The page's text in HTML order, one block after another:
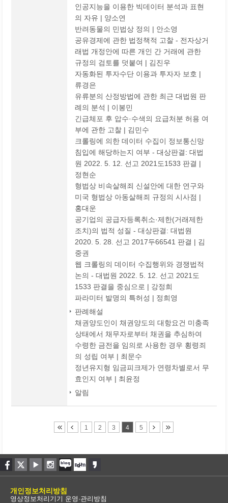
인공지능을 이용한 빅데이터 분석과 표현
의 자유 | 양소연
반려동물의 민법상 정의 | 안소영
공유경제에 관한 법정책적 고찰 - 전자상거
래법 개정안에 따른 개인 간 거래에 관한
규정의 검토를 덧붙여 | 김진우
자동화된 투자수단 이용과 투자자 보호 |
류경은
유류분의 산정방법에 관한 최근 대법원 판
례의 분석 | 이봉민
긴급체포 후 압수·수색의 요급처분 허용 여
부에 관한 고찰 | 김민수
크롤링에 의한 데이터 수집이 정보통신망
침입에 해당하는지 여부 - 대상판결: 대법
원 2022. 5. 12. 선고 2021도1533 판결 |
정현순
형법상 비속살해죄 신설안에 대한 연구와
미국 형법상 아동살해죄 규정의 시사점 |
홍대운
공기업의 공급자등록취소·제한(거래제한
조치)의 법적 성질 - 대상판결: 대법원
2020. 5. 28. 선고 2017두66541 판결 | 김
중권
웹 크롤링의 데이터 수집행위와 경쟁법적
논의 - 대법원 2022. 5. 12. 선고 2021도
1533 판결을 중심으로 | 강정희
파라미터 발명의 특허성 | 정희영
판례해설
채권양도인이 채권양도의 대항요건 미충족
상태에서 채무자로부터 채권을 추심하여
수령한 금전을 임의로 사용한 경우 횡령죄
의 성립 여부 | 최문수
정년유지형 임금피크제가 연령차별로서 무
효인지 여부 | 최윤정
알림
1 2 3 4 5
개인정보처리방침
영상정보처리기기 운영·관리방침